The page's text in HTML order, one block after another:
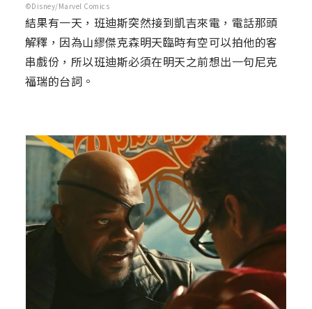
©Disney/Marvel Comics
結果有一天，班迪斯突然接到凱吉來電，電話那頭
解釋，因為山繆傑克森明天臨時有空可以拍他的客
串戲份，所以班迪斯必須在明天之前想出一句尼克
福瑞的台詞。